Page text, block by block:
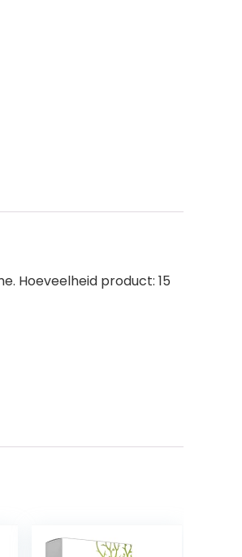
Hoeveelheid product: 15